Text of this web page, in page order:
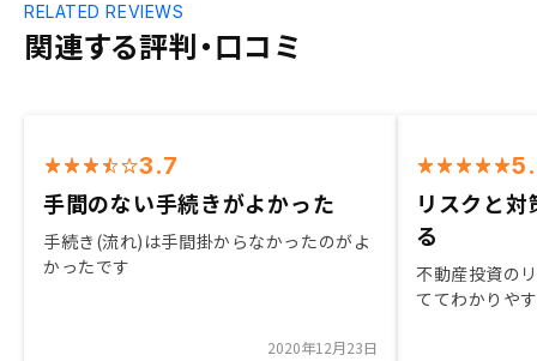
関連する評判・口コミ
RELATED REVIEWS
3.7
手間のない手続きがよかった
手続き(流れ)は手間掛からなかったのがよ
かったです
2020年12月23日
リスクと
る
不動産投資の
ててわかりや